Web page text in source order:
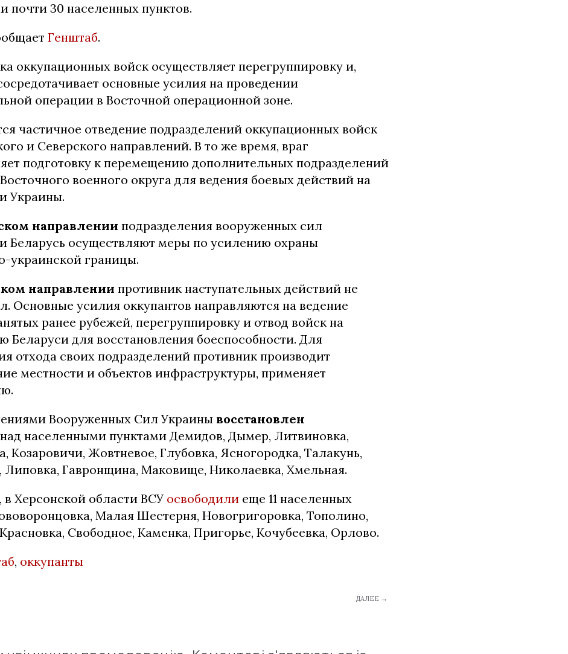
почти 30 населенных пунктов.
Генштаб.
оккупационных войск осуществляет перегруппировку и,
основные усилия на проведении
операции в Восточной операционной зоне.
частичное отведение подразделений оккупационных войск
и Северского направлений. В то же время, враг
подготовку к перемещению дополнительных подразделений
военного округа для ведения боевых действий на
Украины.
направлении подразделения вооруженных сил
Беларусь осуществляют меры по усилению охраны
украинской границы.
направлении противник наступательных действий не
Основные усилия оккупантов направляются на ведение
ранее рубежей, перегруппировку и отвод войск на
Беларуси для восстановления боеспособности. Для
отхода своих подразделений противник производит
местности и объектов инфраструктуры, применяет
Вооруженных Сил Украины восстановлен
над населенными пунктами Демидов, Дымер, Литвиновка,
Козаровичи, Жовтневое, Глубовка, Ясногородка, Талакунь,
Липовка, Гавронщина, Маковище, Николаевка, Хмельная.
Херсонской области ВСУ освободили еще 11 населенных
Малая Шестерня, Новогригоровка, Тополино,
Свободное, Каменка, Пригорье, Кочубеевка, Орлово.
, оккупанты
ДАЛЕЕ →